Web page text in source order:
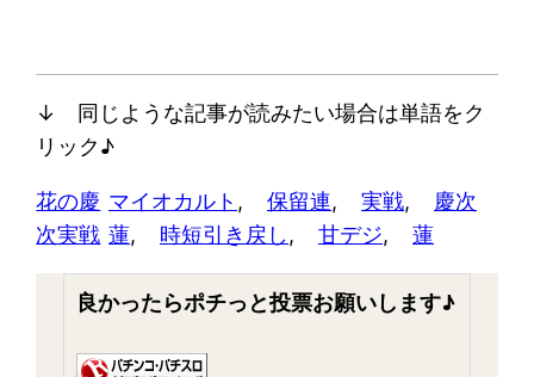
↓ 同じような記事が読みたい場合は単語をク
リック♪
花の慶
次実戦
マイオカルト , 保留連, 実戦,
慶次
蓮, 時短引き戻し , 甘デジ, 蓮
良かったらポチっと投票お願いします♪